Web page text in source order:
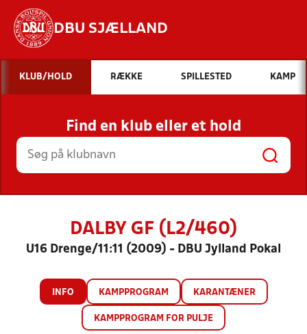
DBU SJÆLLAND
Hvad vil du søge efter?
INDHOLD OG NYHEDER
STILLINGER, RESULTATER, KLUBBER OG
HOLD
KLUB/HOLD RÆKKE SPILLESTED KAMP
Find en klub eller et hold
DALBY GF (L2/460)
U16 Drenge/11:11 (2009) - DBU Jylland Pokal
INFO KAMPPROGRAM KARANTÆNER
KAMPPROGRAM FOR PULJE